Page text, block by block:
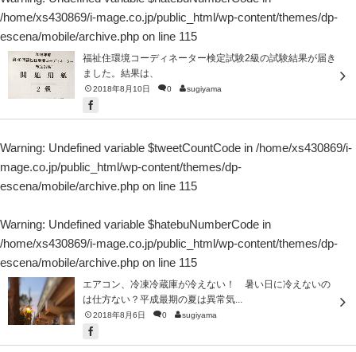
/home/xs430869/i-mage.co.jp/public_html/wp-content/themes/dp-
escena/mobile/archive.php on line 115
福祉住環境コーディネーター検定試験2級の試験結果が届き
ました。結果は、
2018年8月10日 0 sugiyama
Warning: Undefined variable $tweetCountCode in /home/xs430869/i-
mage.co.jp/public_html/wp-content/themes/dp-
escena/mobile/archive.php on line 115
Warning: Undefined variable $hatebuNumberCode in
/home/xs430869/i-mage.co.jp/public_html/wp-content/themes/dp-
escena/mobile/archive.php on line 115
エアコン、冷凍冷蔵庫が冷えない！ 暑い日に冷えないの
は仕方ない？平成最期の夏は異常気...
2018年8月6日 0 sugiyama